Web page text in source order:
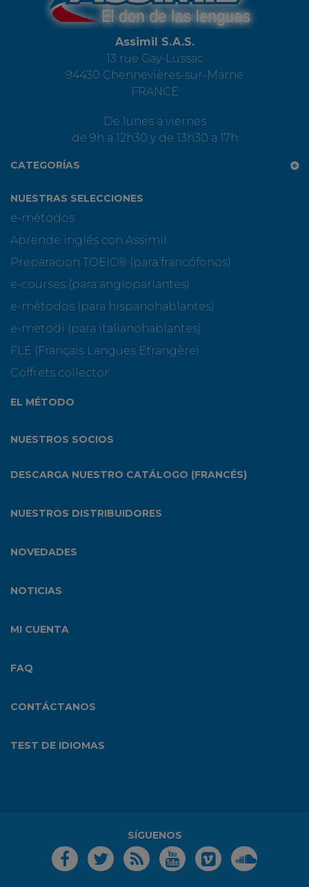
Assimil S.A.S.
13 rue Gay-Lussac
94430 Chennevières-sur-Marne
FRANCE
De lunes a viernes
de 9h a 12h30 y de 13h30 a 17h
CATEGORÍAS
NUESTRAS SELECCIONES
e-métodos
Aprende inglés con Assimil
Preparacion TOEIC® (para francófonos)
e-courses (para angloparlantes)
e-métodos (para hispanohablantes)
e-metodi (para italianohablantes)
FLE (Français Langues Etrangère)
Coffrets collector
EL MÉTODO
NUESTROS SOCIOS
DESCARGA NUESTRO CATÁLOGO (FRANCÉS)
NUESTROS DISTRIBUIDORES
NOVEDADES
NOTICIAS
MI CUENTA
FAQ
CONTÁCTANOS
TEST DE IDIOMAS
SÍGUENOS